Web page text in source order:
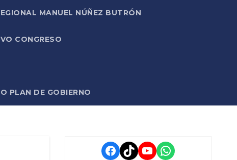
MANUEL NÚÑEZ BUTRÓN
CONGRESO
PLAN DE GOBIERNO
Facebook
TikTokYouTube
WhatsApp